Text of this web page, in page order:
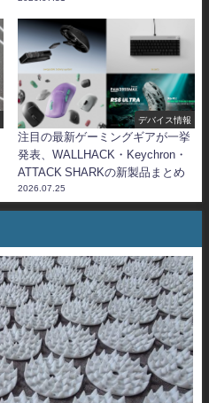
デバイス情報
注目の最新ゲーミングギアが一挙
発表、WALLHACK・Keychron・
ATTACK SHARKの新製品まとめ
2026.07.25